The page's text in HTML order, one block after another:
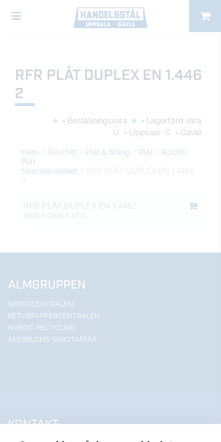
RFR PLÅT DUPLEX EN 1.446
2
= Beställningsvara
= Lagerförd vara
U
= Uppsala G = Gävle
Hem / Rostfritt / Plåt & Stång / Plåt / Rostfri
Plåt
Specialkvalitéer / RFR PLÅT DUPLEX EN 1.4462
/
RFR PLÅT DUPLEX EN 1.4462
3000 X 1500 X 12,0
ALMGRUPPEN
SKROTCENTRALEN
RETURPAPPERCENTRALEN
NORDIC RECYCLING
ÅKERBLOMS SKROTAFFÄR
KONTAKT